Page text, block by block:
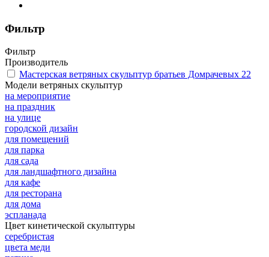
Фильтр
Фильтр
Производитель
Мастерская ветряных скульптур братьев Домрачевых 22
Модели ветряных скульптур
на мероприятие
на праздник
на улице
городской дизайн
для помещений
для парка
для сада
для ландшафтного дизайна
для кафе
для ресторана
для дома
эспланада
Цвет кинетической скульптуры
серебристая
цвета меди